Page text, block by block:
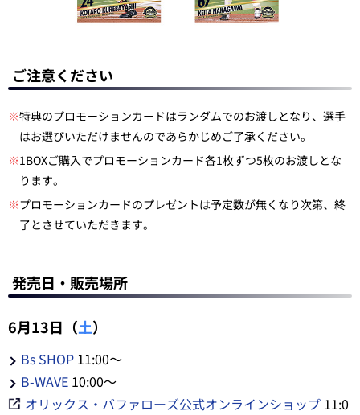
ご注意ください
※特典のプロモーションカードはランダムでのお渡しとなり、選手
はお選びいただけませんのであらかじめご了承ください。
※1BOXご購入でプロモーションカード各1枚ずつ5枚のお渡しとな
ります。
※プロモーションカードのプレゼントは予定数が無くなり次第、終
了とさせていただきます。
発売日・販売場所
6月13日（土）
Bs SHOP 11:00～
B-WAVE 10:00～
オリックス・バファローズ公式オンラインショップ 11:0